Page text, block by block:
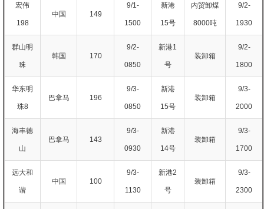
宏伟
198
中国 149
9/1-
1500
新港
15号
内贸卸煤
8000吨
9/2-
1930
群山明
珠
韩国 170
9/2-
0850
新港1
号
装卸箱
9/2-
1800
华东明
珠8
巴拿马 196
9/3-
0850
新港
15号
装卸箱
9/3-
2000
海丰德
山
巴拿马 143
9/3-
0930
新港
14号
装卸箱
9/3-
1700
远大和
谐
中国 100
9/3-
1130
新港2
号
装卸箱
9/3-
2300